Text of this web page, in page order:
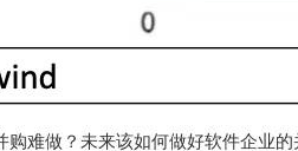
难做？未来该如何做好软件企业